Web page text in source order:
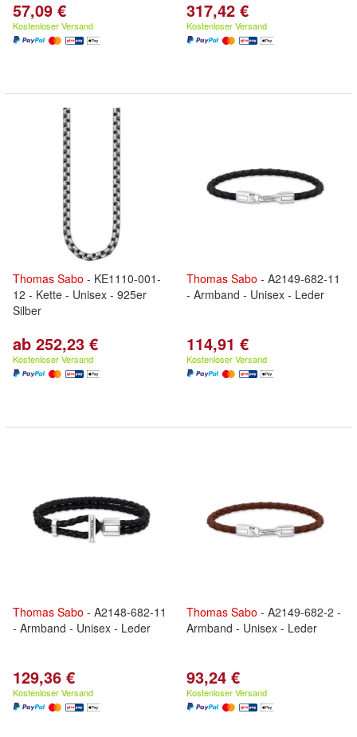
57,09 €
Kostenloser Versand
317,42 €
Kostenloser Versand
Thomas Sabo - KE1110-001-
12 - Kette - Unisex - 925er
Silber
ab 252,23 €
Kostenloser Versand
Thomas Sabo - A2149-682-11
- Armband - Unisex - Leder
114,91 €
Kostenloser Versand
Thomas Sabo - A2148-682-11
- Armband - Unisex - Leder
129,36 €
Kostenloser Versand
Thomas Sabo - A2149-682-2 -
Armband - Unisex - Leder
93,24 €
Kostenloser Versand